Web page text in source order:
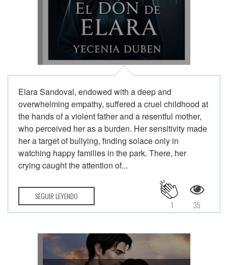
Elara Sandoval, endowed with a deep and
overwhelming empathy, suffered a cruel childhood at
the hands of a violent father and a resentful mother,
who perceived her as a burden. Her sensitivity made
her a target of bullying, finding solace only in
watching happy families in the park. There, her
crying caught the attention of...
SEGUIR LEYENDO
35
1